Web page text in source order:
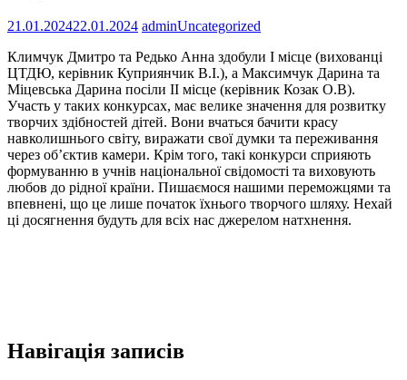
21.01.202422.01.2024 adminUncategorized
Климчук Дмитро та Редько Анна здобули І місце (вихованці
ЦТДЮ, керівник Куприянчик В.І.), а Максимчук Дарина та
Міцевська Дарина посіли ІІ місце (керівник Козак О.В).
Участь у таких конкурсах, має велике значення для розвитку
творчих здібностей дітей. Вони вчаться бачити красу
навколишнього світу, виражати свої думки та переживання
через об’єктив камери. Крім того, такі конкурси сприяють
формуванню в учнів національної свідомості та виховують
любов до рідної країни. Пишаємося нашими переможцями та
впевнені, що це лише початок їхнього творчого шляху. Нехай
ці досягнення будуть для всіх нас джерелом натхнення.
Навігація записів